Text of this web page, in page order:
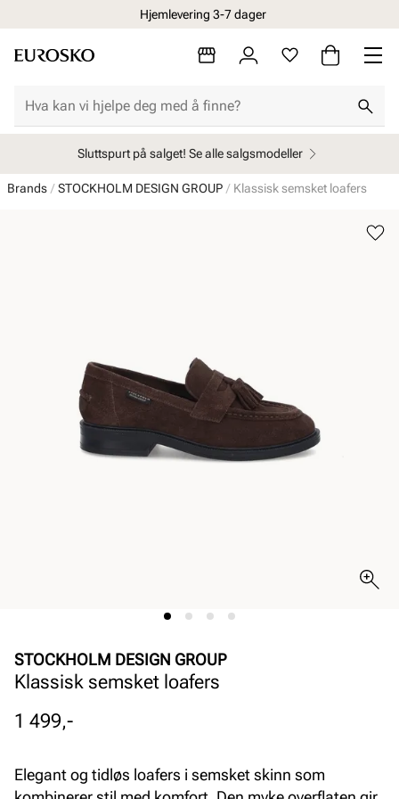
Hjemlevering 3-7 dager
Sluttspurt på salget! Se alle salgsmodeller
Brands STOCKHOLM DESIGN GROUP Klassisk semsket loafers
STOCKHOLM DESIGN GROUP
Klassisk semsket loafers
Pris
1 499,-
Elegant og tidløs loafers i semsket skinn som